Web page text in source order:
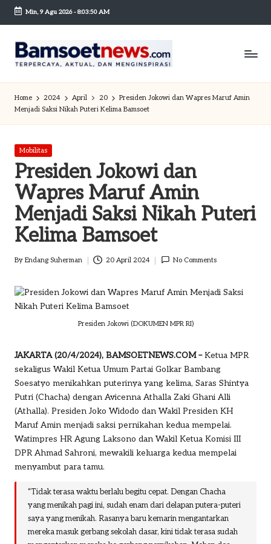
Skip
content
Min, 9 Agu 2026-8:03:51 AM
B
a
m
s
o
et
n
e
w
sc
o
m
Mobilitas
Home 2024 April 20
Presiden Jokowi dan Wapres Maruf Amin
Menjadi Saksi Nikah Puteri Kelima Bamsoet
Posted
in
Mobilitas
Presiden Jokowi dan
Wapres Maruf Amin
Menjadi Saksi Nikah Puteri
Kelima Bamsoet
Posted
By Endang Suherman 20 April 2024 No Comments
Presiden Jokowi (DOKUMEN MPR RI)
JAKARTA (20/4/2024), BAMSOETNEWS.COM – Ketua MPR
sekaligus Wakil Ketua Umum Partai Golkar Bambang
Soesatyo menikahkan puterinya yang kelima, Saras Shintya
Putri (Chacha) dengan Avicenna Athalla Zaki Ghani Alli
(Athalla). Presiden Joko Widodo dan Wakil Presiden KH
Maruf Amin menjadi saksi pernikahan kedua mempelai.
Watimpres HR Agung Laksono dan Wakil Ketua Komisi III
DPR Ahmad Sahroni, mewakili keluarga kedua mempelai
menyambut para tamu.
“Tidak terasa waktu berlalu begitu cepat. Dengan Chacha
yang menikah pagi ini, sudah enam dari delapan putera-puteri
saya yang menikah. Rasanya baru kemarin mengantarkan
mereka masuk gerbang sekolah dasar, kini tidak terasa sudah